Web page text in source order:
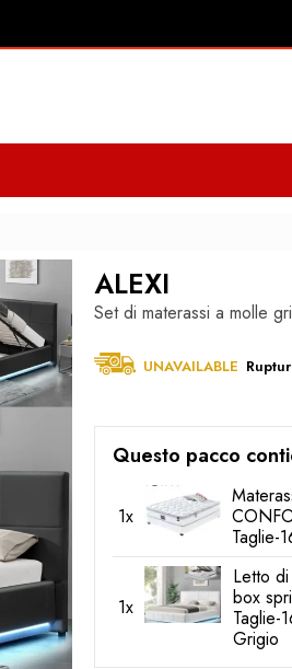
ALEXI
Set di materassi a molle
UNAVAILABLE
Questo pacco
1x
Taglie-
1x
Letto
box
Taglie-
Grigio